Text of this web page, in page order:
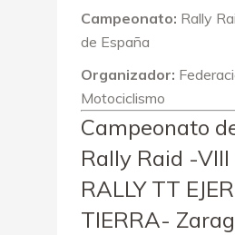
Campeonato: Rally
de España
Organizador:
Motociclismo
Campeonato
Rally Raid -VIII
RALLY TT
TIERRA-